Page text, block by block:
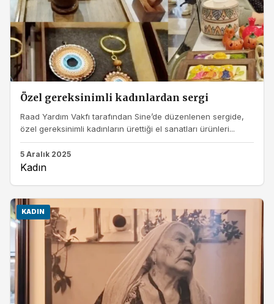
Özel gereksinimli kadınlardan sergi
Raad Yardım Vakfı tarafından Sine’de düzenlenen sergide,
özel gereksinimli kadınların ürettiği el sanatları ürünleri...
5 Aralık 2025
Kadın
KADIN